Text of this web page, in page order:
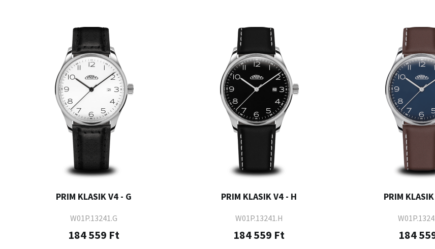
PRIM KLASIK V4 - G
W01P.13241.G
184 559 Ft
PRIM KLASIK V4 - H
W01P.13241.H
184 559 Ft
PRIM
184